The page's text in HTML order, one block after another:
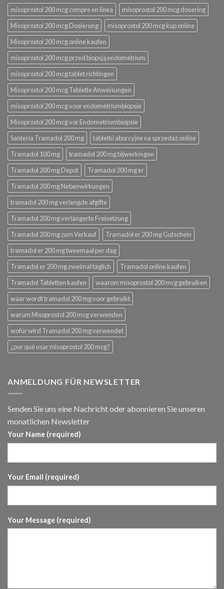
misoprostol 200 mcg compre en línea
misoprostol 200 mcg dosering
Misoprostol 200 mcg Dosierung
misoprostol 200 mcg kup online
Misoprostol 200 mcg online kaufen
misoprostol 200 mcg przed biopsją endometrium
misoprostol 200 mcg tablet richtingen
Misoprostol 200 mcg Tablette Anweisungen
misoprostol 200 mcg voor endometriumbiopsie
Misoprostol 200 mcg vor Endometriumbiopsie
Santeria Tramadol 200 mg
tabletki aborcyjne na sprzedaż online
Tramadol 100 mg
tramadol 200 mg bijwerkingen
Tramadol 200 mg Depot
Tramadol 200 mg er
Tramadol 200 mg Nebenwirkungen
tramadol 200 mg verlengde afgifte
Tramadol 200 mg verlängerte Freisetzung
Tramadol 200 mg zum Verkauf
Tramadol er 200 mg Gutschein
tramadol er 200 mg tweemaal per dag
Tramadol er 200 mg zweimal täglich
Tramadol online kaufen
Tramadol Tabletten kaufen
waarom misoprostol 200 mcg gebruiken
waar wordt tramadol 200 mg voor gebruikt
warum Misoprostol 200 mcg verwenden
wofür wird Tramadol 200 mg verwendet
¿por qué usar misoprostol 200 mcg?
ANMELDUNG FÜR NEWSLETTER
Senden Sie uns eine Nachricht oder abonnieren Sie unseren
monatlichen Newsletter
Your Name (required)
Your Email (required)
Your Message (required)